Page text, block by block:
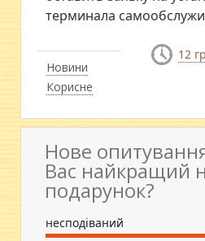
Новини
Корисне
терминала
12
Нове
Вас найкращий
подарунок?
несподіваний